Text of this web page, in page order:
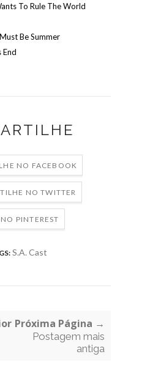
To Rule The World
Be Summer
End
NO FACEBOOK
NO TWITTER
PINTEREST
S.A. Cast
Próxima Página →
Postagem mais
antiga